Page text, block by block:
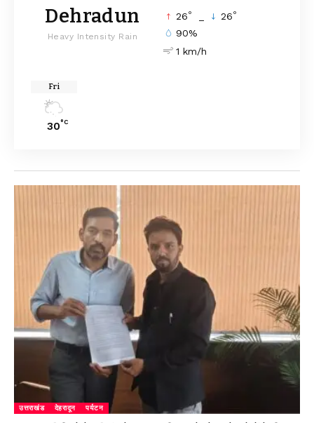
Dehradun
Heavy Intensity Rain
26° 26°
90%
1 km/h
Fri
30°C
उत्तराखंड देहरादून पर्यटन